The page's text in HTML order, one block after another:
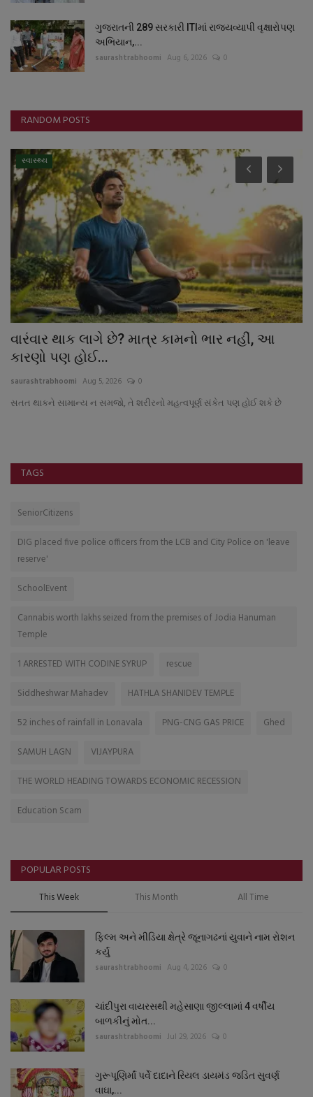
ગુજરાતની 289 સરકારી ITIમાં રાજ્યવ્યાપી વૃક્ષારોપણ
અભિયાન,...
saurashtrabhoomi Aug 6, 2026 0
RANDOM POSTS
સ્વાસ્થ્ય
વારંવાર થાક લાગે છે? માત્ર કામનો ભાર નહીં, આ
કારણો પણ હોઈ...
saurashtrabhoomi Aug 5, 2026 0
સતત થાકને સામાન્ય ન સમજો, તે શરીરનો મહત્વપૂર્ણ સંકેત પણ હોઈ શકે છે
TAGS
SeniorCitizens
DIG placed five police officers from the LCB and City Police on 'leave
reserve'
SchoolEvent
Cannabis worth lakhs seized from the premises of Jodia Hanuman
Temple
1 ARRESTED WITH CODINE SYRUP
rescue
Siddheshwar Mahadev
HATHLA SHANIDEV TEMPLE
52 inches of rainfall in Lonavala
PNG-CNG GAS PRICE
Ghed
SAMUH LAGN
VIJAYPURA
THE WORLD HEADING TOWARDS ECONOMIC RECESSION
Education Scam
POPULAR POSTS
This Week This Month All Time
ફિલ્મ અને મીડિયા ક્ષેત્રે જૂનાગઢનાં યુવાને નામ રોશન
કર્યું
saurashtrabhoomi Aug 4, 2026 0
ચાંદીપુરા વાયરસથી મહેસાણા જીલ્લામાં 4 વર્ષીય
બાળકીનું મોત...
saurashtrabhoomi Jul 29, 2026 0
ગુરૂપૂણિર્માં પર્વે દાદાને રિયલ ડાયમંડ જડિત સુવર્ણ
વાઘા,...